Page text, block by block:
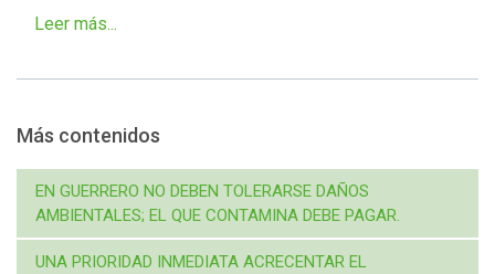
Leer más...
Más contenidos
EN GUERRERO NO DEBEN TOLERARSE DAÑOS
AMBIENTALES; EL QUE CONTAMINA DEBE PAGAR.
UNA PRIORIDAD INMEDIATA ACRECENTAR EL